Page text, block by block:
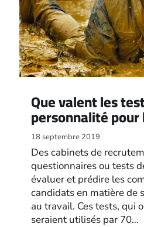
Que valent les
personnalité
18 septembre 2019
Des cabinets de
questionnaires ou tests
évaluer et prédire les
candidats en matière de
au travail. Ces tests, qui
seraient utilisés par 70…